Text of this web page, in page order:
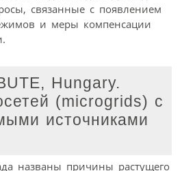
связанные с появлением
и меры компенсации
Hungary.
(microgrids) с
источниками
названы причины растущего